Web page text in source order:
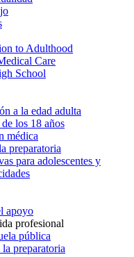
to Adulthood
Care
School
a la edad adulta
los 18 años
médica
preparatoria
para adolescentes y
apoyo
profesional
pública
preparatoria